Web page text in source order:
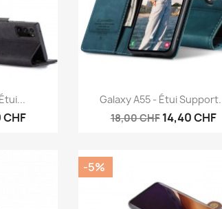
CHF
 Aperçu rapide
Galaxy A55 - Étui
18,00 CHF 14,40 CHF
-5%